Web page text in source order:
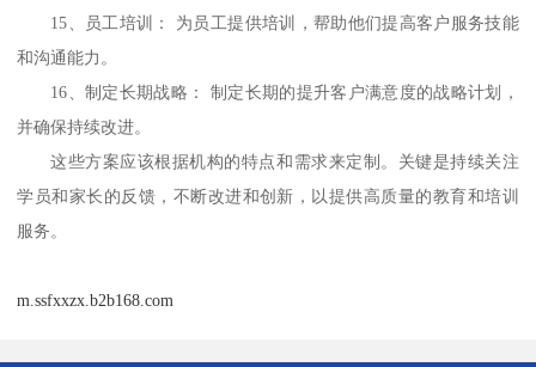
15、
员工培训：
为员工提供培训，帮助他们提高客户服务技能
和沟通能力。
16、制定长期战略：
制定长期的提升客户满意度的战略计划，
并确保持续改进。
这些方案应该根据机构的特点和需求来定制。关键是持续关注
学员和家长的反馈，不断改进和创新，以提供高质量的教育和培训
服务。
m.ssfxxzx.b2b168.com